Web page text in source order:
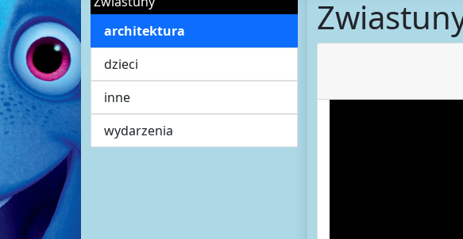
architektura
dzieci
inne
wydarzenia